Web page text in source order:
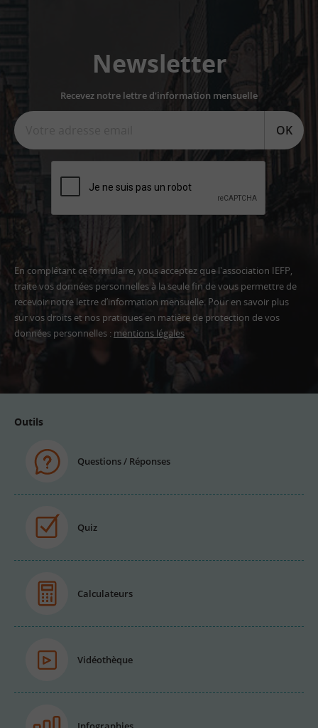
Newsletter
Recevez notre lettre d'information mensuelle
OK
En complétant ce formulaire, vous acceptez que l'association IEFP,
traite vos données personnelles à la seule fin de vous permettre de
recevoir notre lettre d’information mensuelle. Pour en savoir plus
sur vos droits et nos pratiques en matière de protection de vos
données personnelles : mentions légales
Outils
Questions / Réponses
Quiz
Calculateurs
Vidéothèque